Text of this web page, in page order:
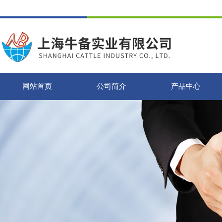
网站首页 公司简介 产品中心